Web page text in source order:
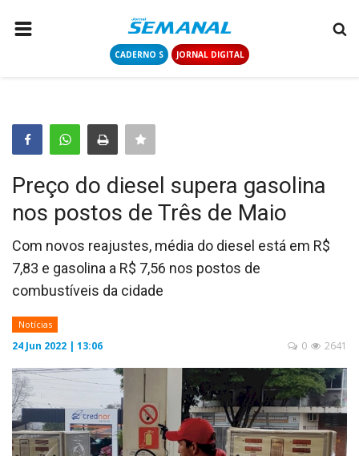
CADERNO S JORNAL DIGITAL
COLUNISTAS
CONTATO
LOGIN
CADASTRAR
CADERNO S
JORNAL DIGITAL
Preço do diesel supera gasolina
nos postos de Três de Maio
Com novos reajustes, média do diesel está em R$
7,83 e gasolina a R$ 7,56 nos postos de
combustíveis da cidade
Notícias
24 Jun 2022 | 13:06 2641
0